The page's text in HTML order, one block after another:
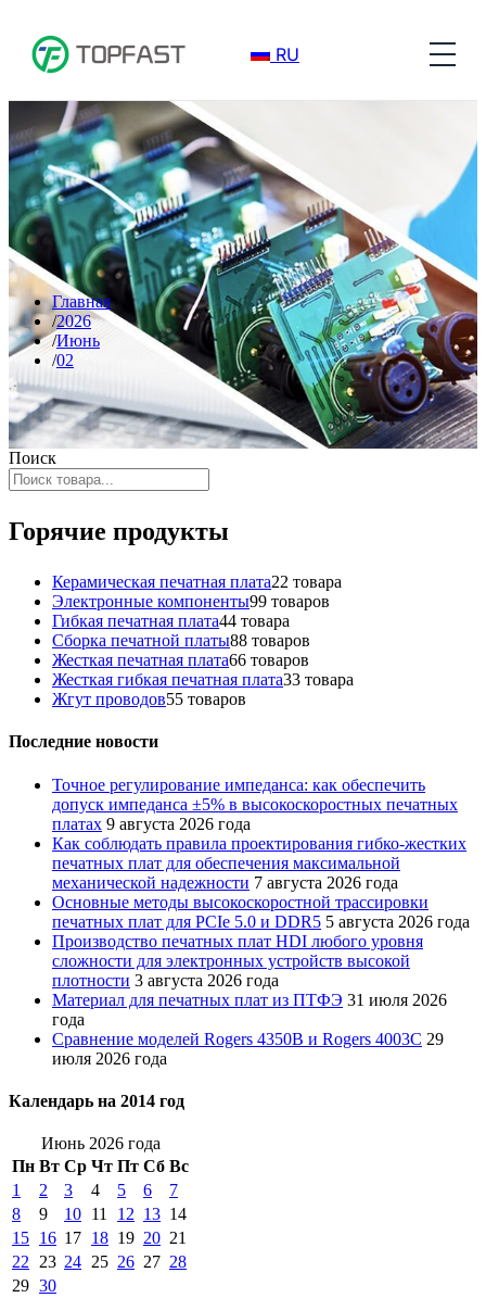
RU
Главная
2026
Июнь
02
Поиск
Горячие продукты
Керамическая печатная плата22 товара
Электронные компоненты99 товаров
Гибкая печатная плата44 товара
Сборка печатной платы88 товаров
Жесткая печатная плата66 товаров
Жесткая гибкая печатная плата33 товара
Жгут проводов55 товаров
Последние новости
Точное регулирование импеданса: как обеспечить
допуск импеданса ±5% в высокоскоростных печатных
платах 9 августа 2026 года
Как соблюдать правила проектирования гибко-жестких
печатных плат для обеспечения максимальной
механической надежности 7 августа 2026 года
Основные методы высокоскоростной трассировки
печатных плат для PCIe 5.0 и DDR5 5 августа 2026 года
Производство печатных плат HDI любого уровня
сложности для электронных устройств высокой
плотности 3 августа 2026 года
Материал для печатных плат из ПТФЭ 31 июля 2026
года
Сравнение моделей Rogers 4350B и Rogers 4003C 29
июля 2026 года
Календарь на 2014 год
Июнь 2026 года
Пн Вт Ср Чт Пт Сб Вс
1
2 3 4 5 6
7
8
9 10 11 12 13 14
15 16 17 18 19 20 21
22
23 24 25 26 27 28
29 30